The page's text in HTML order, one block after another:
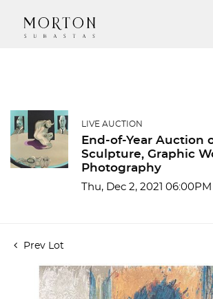
LIVE AUCTION
End-of-Year Auction
Sculpture, Graphic
Photography
Thu, Dec 2, 2021 06:00PM
Prev Lot